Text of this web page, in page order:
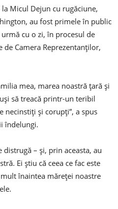
Micul Dejun cu rugăciune,
au fost primele în public
cu o zi, în procesul de
de Camera Reprezentanţilor,
mea, marea noastră ţară şi
să treacă printr-un teribil
necinstiţi şi corupţi”, a spus
îndelungi.
– şi, prin aceasta, au
Ei ştiu că ceea ce fac este
înaintea măreţei noastre